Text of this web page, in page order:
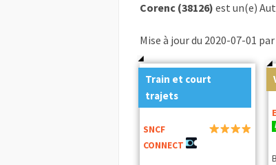
Corenc (38126) est un(e)
Mise à jour du 2020-07-01
Train et court
trajets
SNCF
CONNECT